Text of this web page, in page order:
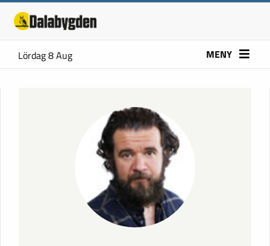
Lördag 8 Aug MENY